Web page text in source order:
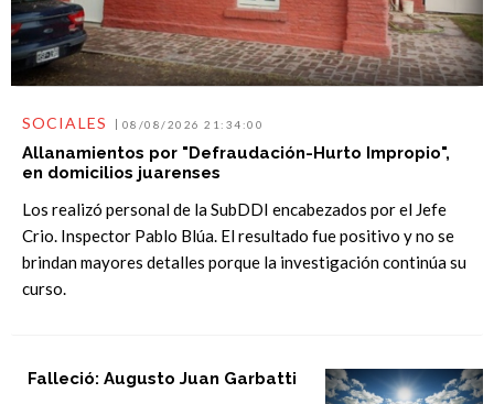
SOCIALES 08/08/2026 21:34:00
Allanamientos por "Defraudación-Hurto Impropio",
en domicilios juarenses
Los realizó personal de la SubDDI encabezados por el Jefe
Crio. Inspector Pablo Blúa. El resultado fue positivo y no se
brindan mayores detalles porque la investigación continúa su
curso.
Falleció: Augusto Juan Garbatti